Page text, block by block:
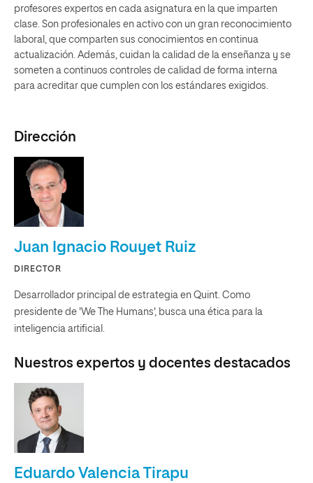
profesores expertos en cada asignatura en la que imparten
clase. Son profesionales en activo con un gran reconocimiento
laboral, que comparten sus conocimientos en continua
actualización. Además, cuidan la calidad de la enseñanza y se
someten a continuos controles de calidad de forma interna
para acreditar que cumplen con los estándares exigidos.
Dirección
Juan Ignacio Rouyet Ruiz
DIRECTOR
Desarrollador principal de estrategia en Quint. Como
presidente de 'We The Humans', busca una ética para la
inteligencia artificial.
Nuestros expertos y docentes destacados
Eduardo Valencia Tirapu